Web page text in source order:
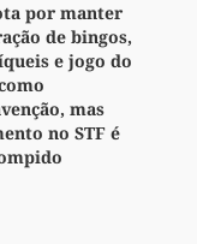
por manter
de bingos,
e jogo do
mas
no STF é